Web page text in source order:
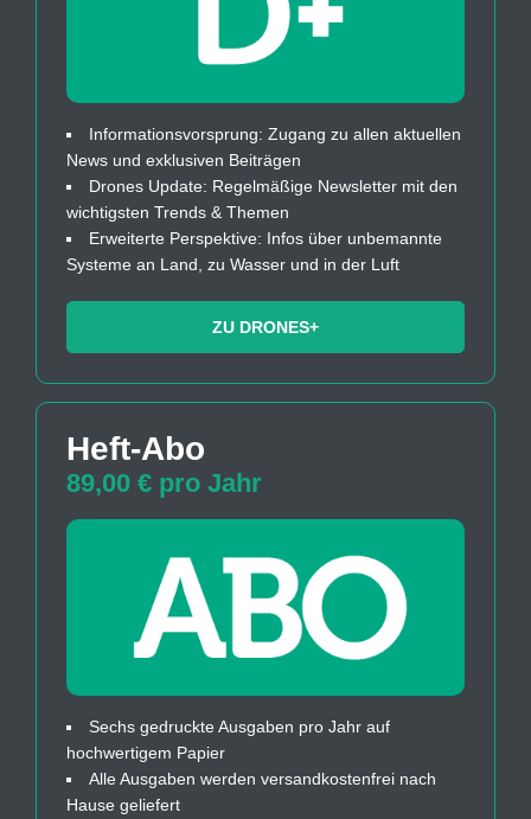
Informationsvorsprung: Zugang zu allen aktuellen
News und exklusiven Beiträgen
Drones Update: Regelmäßige Newsletter mit den
wichtigsten Trends & Themen
Erweiterte Perspektive: Infos über unbemannte
Systeme an Land, zu Wasser und in der Luft
ZU DRONES+
Heft-Abo
89,00 € pro Jahr
Sechs gedruckte Ausgaben pro Jahr auf
hochwertigem Papier
Alle Ausgaben werden versandkostenfrei nach
Hause geliefert